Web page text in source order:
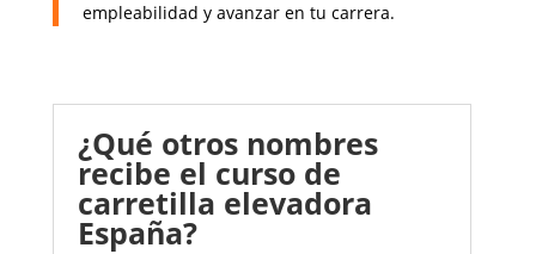
empleabilidad y avanzar en tu carrera.
¿Qué otros nombres
recibe el curso de
carretilla elevadora
España?